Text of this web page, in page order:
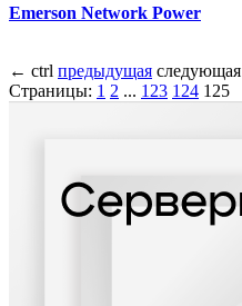
Emerson Network Power
← ctrl предыдущая следующая
Страницы: 1 2 ... 123 124 125